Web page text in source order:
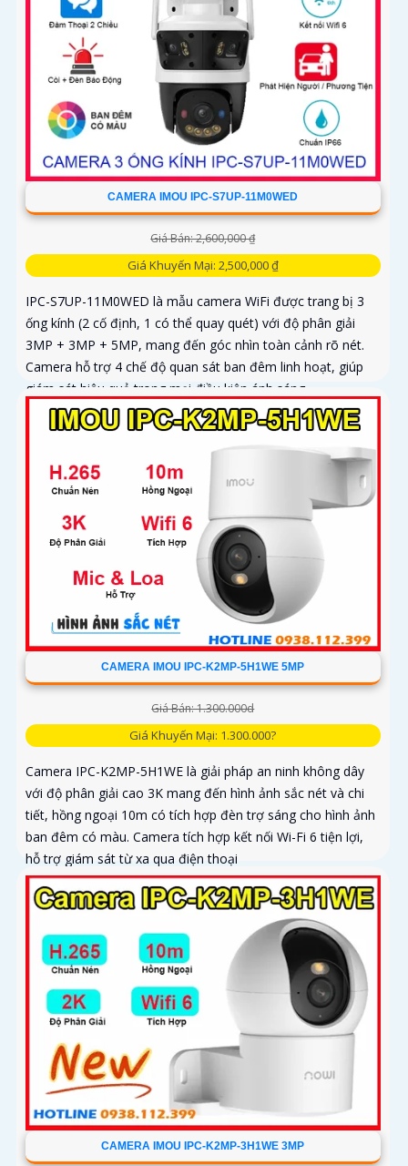
CAMERA IMOU IPC-S7UP-11M0WED
Giá Bán: 2,600,000 ₫
Giá Khuyến Mại: 2,500,000 ₫
IPC-S7UP-11M0WED là mẫu camera WiFi được trang bị 3
ống kính (2 cố định, 1 có thể quay quét) với độ phân giải
3MP + 3MP + 5MP, mang đến góc nhìn toàn cảnh rõ nét.
Camera hỗ trợ 4 chế độ quan sát ban đêm linh hoạt, giúp
giám sát hiệu quả trong mọi điều kiện ánh sáng
CAMERA IMOU IPC-K2MP-5H1WE 5MP
Giá Bán: 1.300.000d
Giá Khuyến Mại: 1.300.000?
Camera IPC-K2MP-5H1WE là giải pháp an ninh không dây
với độ phân giải cao 3K mang đến hình ảnh sắc nét và chi
tiết, hồng ngoại 10m có tích hợp đèn trợ sáng cho hình ảnh
ban đêm có màu. Camera tích hợp kết nối Wi-Fi 6 tiện lợi,
hỗ trợ giám sát từ xa qua điện thoại
CAMERA IMOU IPC-K2MP-3H1WE 3MP